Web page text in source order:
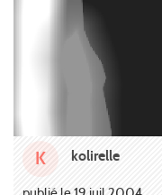
K kolirelle